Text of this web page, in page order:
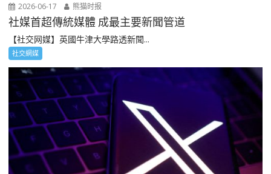
2026-06-17 熊猫时报
社媒首超傳統媒體 成最主要新聞管道
【社交网媒】英國牛津大學路透新聞...
社交網媒